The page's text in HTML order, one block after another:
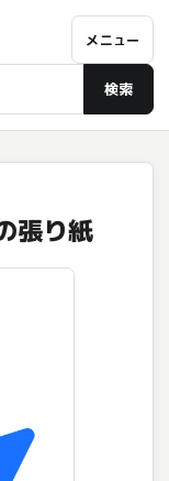
検索
メニュー
張り紙